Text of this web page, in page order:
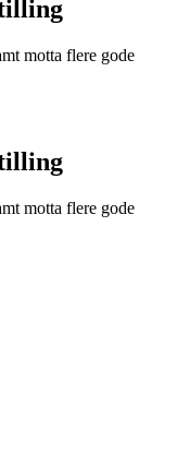
motta flere gode
motta flere gode